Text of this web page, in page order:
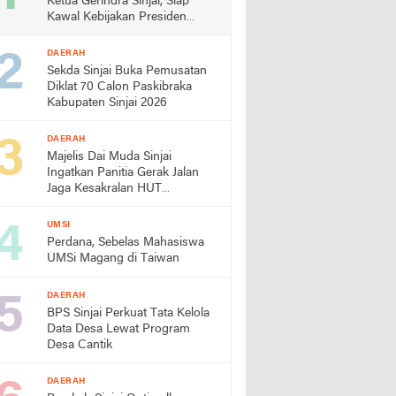
Kawal Kebijakan Presiden
DAERAH
Sekda Sinjai Buka Pemusatan
Diklat 70 Calon Paskibraka
Kabupaten Sinjai 2026
DAERAH
Majelis Dai Muda Sinjai
Ingatkan Panitia Gerak Jalan
Jaga Kesakralan HUT
UMSI
Perdana, Sebelas Mahasiswa
UMSi Magang di Taiwan
DAERAH
BPS Sinjai Perkuat Tata Kelola
Data Desa Lewat Program
Desa Cantik
DAERAH